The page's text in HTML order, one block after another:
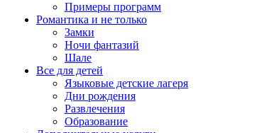
Примеры программ
Романтика и не только
Замки
Ночи фантазий
Шале
Все для детей
Языковые детские лагеря
Дни рождения
Развлечения
Образование